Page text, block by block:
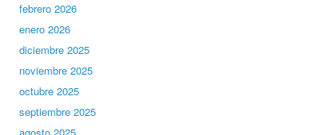
febrero 2026
enero 2026
diciembre 2025
noviembre 2025
octubre 2025
septiembre 2025